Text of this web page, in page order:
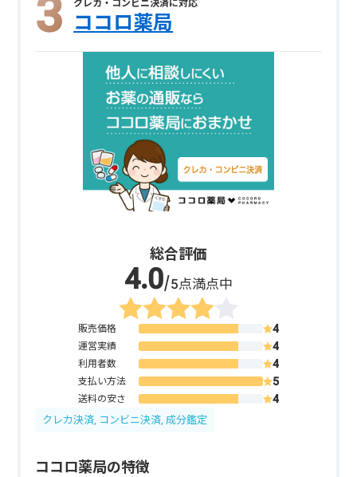
ココロ薬局
総合評価
/5点満点中
販売価格
運営実績
利用者数
支払い方法
送料の安さ
クレカ決済, コンビニ決済, 成分鑑定
ココロ薬局の特徴